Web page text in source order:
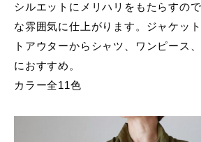
シルエットにメリハリをもたらすの
な雰囲気に仕上がります。ジャケッ
トアウターからシャツ、ワンピース
におすすめ。
カラー全11色